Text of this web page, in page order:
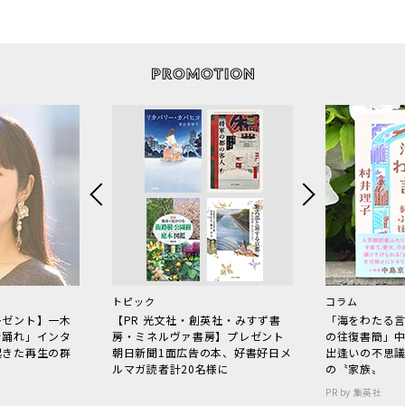
ント】一木
れ」インタ
た再生の群
トピック
【PR 光文社・創英社・みすず書
房・ミネルヴァ書房】プレゼント
朝日新聞1面広告の本、好書好日メ
ルマガ読者計20名様に
コラム
「海をわた
の往復書簡」
出逢いの不思
の〝家族〟
PR by 集英社